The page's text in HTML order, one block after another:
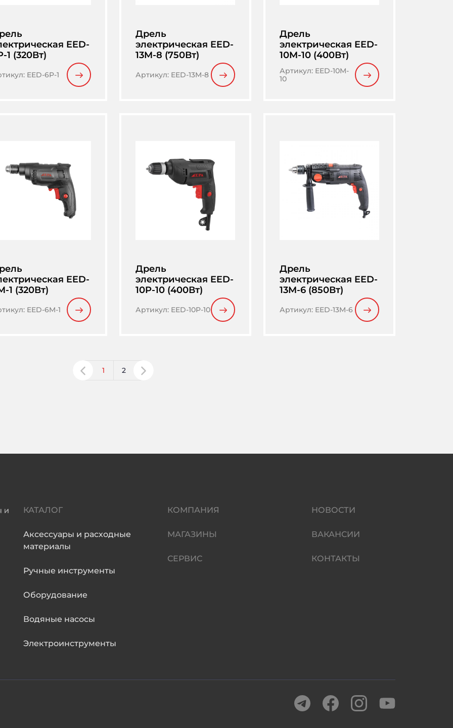
EED-
1 (320Вт)
: EED-6P-1
Дрель
электрическая EED-
13M-8 (750Вт)
Артикул: EED-13M-8
Дрель
электрическая EED-
10M-10 (400Вт)
Артикул: EED-10M-
10
EED-
1 (320Вт)
: EED-6M-1
Дрель
электрическая EED-
10P-10 (400Вт)
Артикул: EED-10P-10
Дрель
электрическая EED-
13M-6 (850Вт)
Артикул: EED-13M-6
1 2
КАТАЛОГ
Аксессуары и расходные
материалы
Ручные инструменты
Оборудование
Водяные насосы
Электроинструменты
КОМПАНИЯ
МАГАЗИНЫ
СЕРВИС
НОВОСТИ
ВАКАНСИИ
КОНТАКТЫ